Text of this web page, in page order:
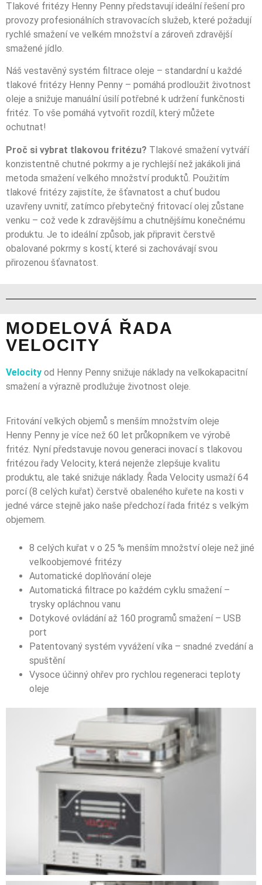
Tlakové fritézy Henny Penny představují ideální řešení pro
provozy profesionálních stravovacích služeb, které požadují
rychlé smažení ve velkém množství a zároveň zdravější
smažené jídlo.
Náš vestavěný systém filtrace oleje – standardní u každé
tlakové fritézy Henny Penny – pomáhá prodloužit životnost
oleje a snižuje manuální úsilí potřebné k udržení funkčnosti
fritéz. To vše pomáhá vytvořit rozdíl, který můžete
ochutnat!
Proč si vybrat tlakovou fritézu? Tlakové smažení vytváří
konzistentně chutné pokrmy a je rychlejší než jakákoli jiná
metoda smažení velkého množství produktů. Použitím
tlakové fritézy zajistíte, že šťavnatost a chuť budou
uzavřeny uvnitř, zatímco přebytečný fritovací olej zůstane
venku – což vede k zdravějšímu a chutnějšímu konečnému
produktu. Je to ideální způsob, jak připravit čerstvě
obalované pokrmy s kostí, které si zachovávají svou
přirozenou šťavnatost.
MODELOVÁ ŘADA
VELOCITY
Velocity od Henny Penny snižuje náklady na velkokapacitní
smažení a výrazně prodlužuje životnost oleje.
Fritování velkých objemů s menším množstvím oleje
Henny Penny je více než 60 let průkopníkem ve výrobě
fritéz. Nyní představuje novou generaci inovací s tlakovou
fritézou řady Velocity, která nejenže zlepšuje kvalitu
produktu, ale také snižuje náklady. Řada Velocity usmaží 64
porcí (8 celých kuřat) čerstvě obaleného kuřete na kosti v
jedné várce stejně jako naše předchozí řada fritéz s velkým
objemem.
8 celých kuřat v o 25 % menším množství oleje než jiné
velkoobjemové fritézy
Automatické doplňování oleje
Automatická filtrace po každém cyklu smažení –
trysky opláchnou vanu
Dotykové ovládání až 160 programů smažení – USB
port
Patentovaný systém vyvážení víka – snadné zvedání a
spuštění
Vysoce účinný ohřev pro rychlou regeneraci teploty
oleje